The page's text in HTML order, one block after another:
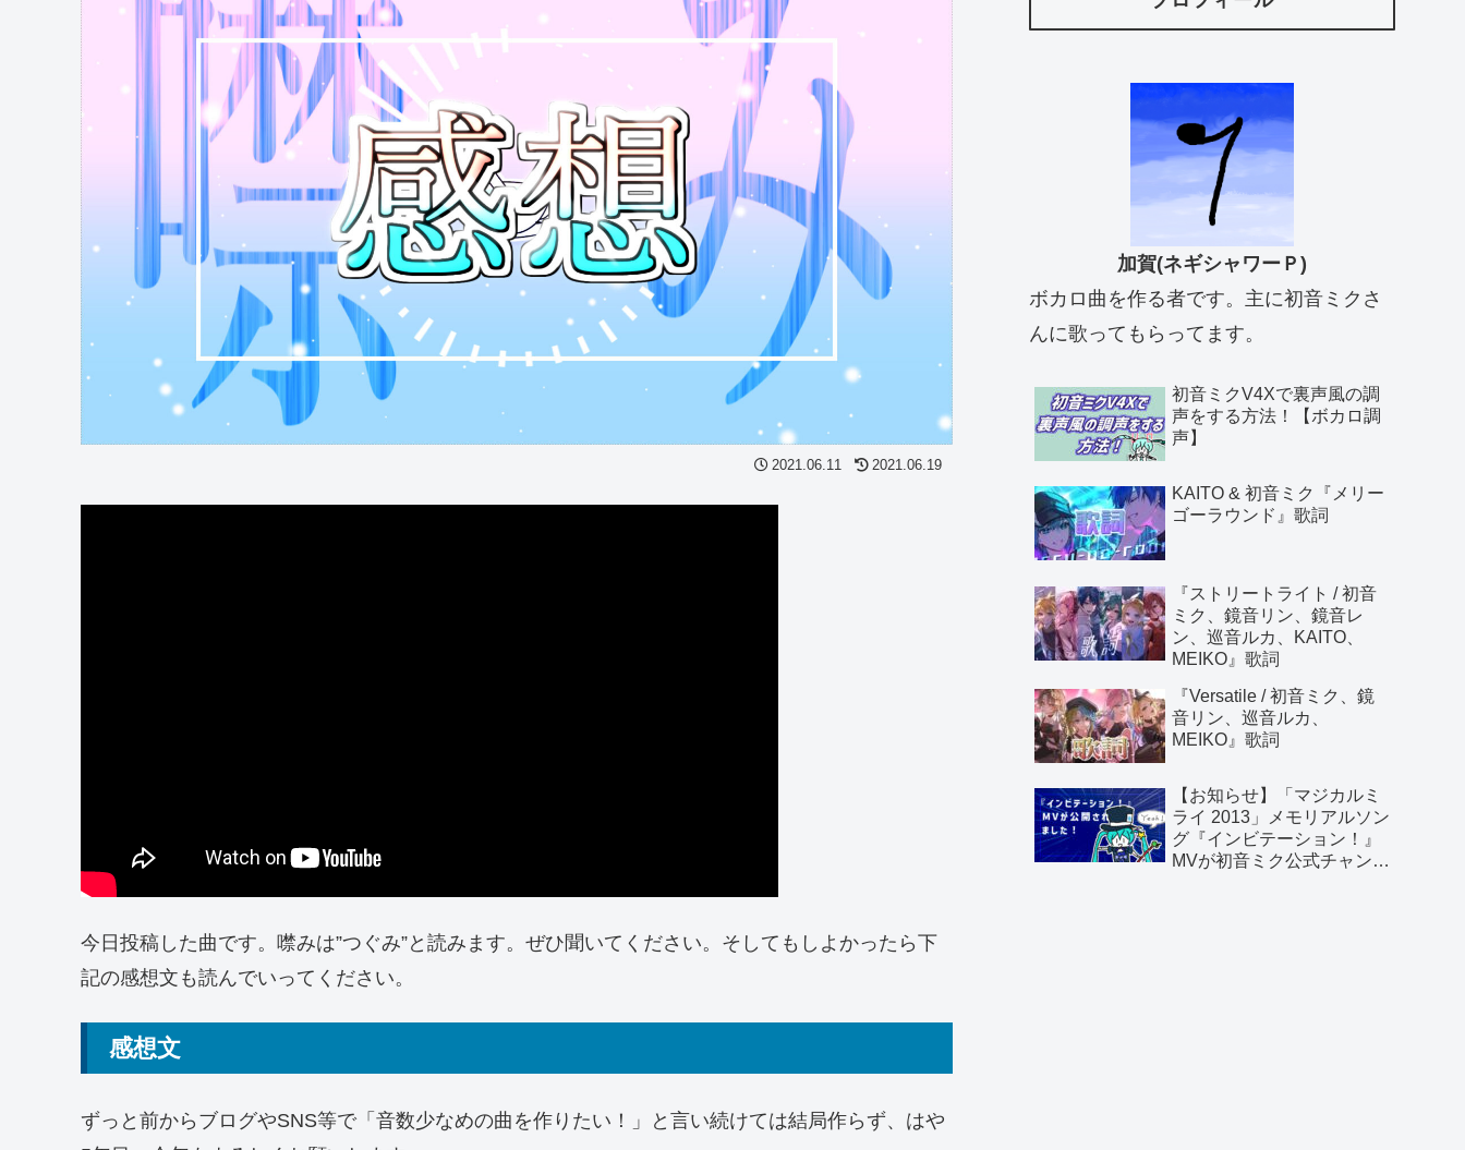
2021.06.11 2021.06.19
今日投稿した曲です。噤みは”つぐみ”と読みます。ぜひ聞いてください。そしてもしよかったら下
記の感想文も読んでいってください。
感想文
ずっと前からブログやSNS等で「音数少なめの曲を作りたい！」と言い続けては結局作らず、はや
加賀(ネギシャワーＰ)
ボカロ曲を作る者です。主に初音ミクさ
んに歌ってもらってます。
初音ミクV4Xで裏声風の調
声をする方法！【ボカロ調
声】
KAITO & 初音ミク『メリー
ゴーラウンド』歌詞
『ストリートライト / 初音
ミク、鏡音リン、鏡音レ
ン、巡音ルカ、KAITO、
MEIKO』歌詞
『Versatile / 初音ミク、鏡
音リン、巡音ルカ、
MEIKO』歌詞
【お知らせ】「マジカルミ
ライ 2013」メモリアルソン
グ『インビテーション！』
MVが初音ミク公式チャンネ